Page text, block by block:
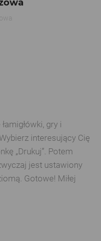
gry i
interesujący Cię
„Drukuj”. Potem
jest ustawiony
Gotowe! Miłej